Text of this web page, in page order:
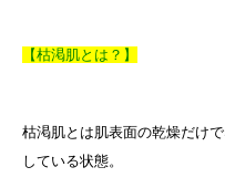
【枯渇肌とは？】
枯渇肌とは肌表面の乾燥だけ
している状態。